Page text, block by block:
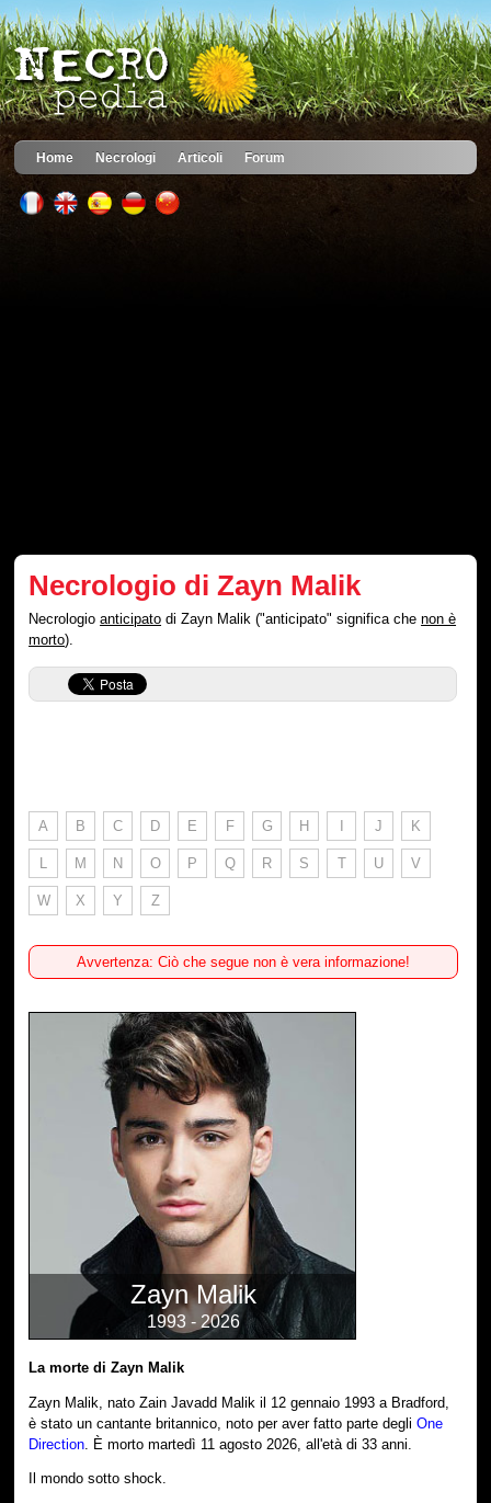
Home Necrologi Articoli Forum
Necrologio di Zayn Malik
Necrologioanticipato di Zayn Malik ("anticipato" significa chenon è
morto).
A B C D E F G H I J K
L M N O P Q R S T U V
W X Y Z
Avvertenza: Ciò che segue non è vera informazione!
Zayn Malik
1993 - 2026
La morte di Zayn Malik
Zayn Malik, nato Zain Javadd Malik il 12 gennaio 1993 a Bradford,
è stato un cantante britannico, noto per aver fatto parte degliOne
Direction . È morto martedì 11 agosto 2026, all'età di 33 anni.
Il mondo sotto shock.